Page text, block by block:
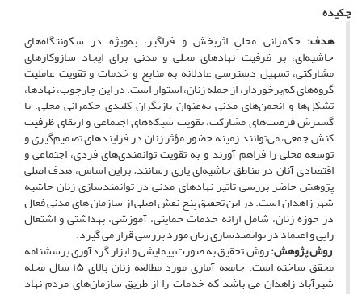
چکیده
هدف: حکمرانی محلیِ اثربخش و فراگیر، به‌ویژه در سکونتگاه‌های
حاشیه‌ای، بر ظرفیت نهادهای محلی و مدنی برای ایجاد سازوکارهای
مشارکتی، تسهیل دسترسی عادلانه به منابع و خدمات و تقویت عاملیت
گروه‌های کم‌برخوردار، از جمله زنان، استوار است. در این چارچوب، نهادها،
تشکل‌ها و انجمن‌های مدنی به‌عنوان بازیگران کلیدی حکمرانی محلی، با
گسترش فرصت‌های مشارکت، تقویت شبکه‌های اجتماعی و ارتقای ظرفیت
کنش جمعی، می‌توانند زمینه حضور مؤثر زنان در فرایندهای تصمیم‌گیری و
توسعه محلی را فراهم آورند و به تقویت توانمندی‌های فردی، اجتماعی و
اقتصادی آنان در مناطق حاشیه‌ای یاری رسانند.براین اساس، هدف اصلی
پژوهش حاضر بررسی تاثیر نهادهای مدنی در توانمندسازی زنان حاشیه
شهر زاهدان است. در این تحقیق پنج نقش اصلی از سازمان های مدنی فعال
در حوزه زنان، شامل ارائه خدمات حمایتی، آموزشی، بهداشتی و اشتغال
زایی و اعتماد در توانمندسازی زنان مورد بررسی قرار می گیرد.
روش پژوهش:روش تحقیق به صورت پیمایشی و ابزار گردآوری پرسشنامه
محقق ساخته است. جامعه آماری مورد مطالعه زنان بالای ۱۵ سال محله
شیرآباد زاهدان می باشد که خدمات را از طریق سازمان‌های مردم نهاد